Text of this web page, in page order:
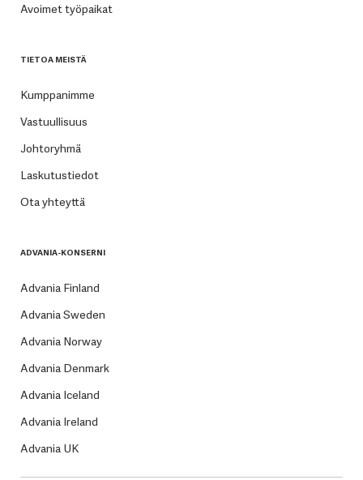
Avoimet työpaikat
TIETOA MEISTÄ
Kumppanimme
Vastuullisuus
Johtoryhmä
Laskutustiedot
Ota yhteyttä
ADVANIA-KONSERNI
Advania Finland
Advania Sweden
Advania Norway
Advania Denmark
Advania Iceland
Advania Ireland
Advania UK